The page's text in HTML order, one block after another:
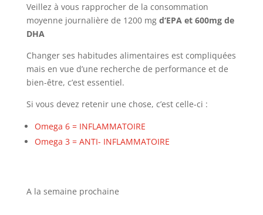
Veillez à vous rapprocher de la consommation
moyenne journalière de 1200 mg d‘EPA et 600mg de
DHA
Changer ses habitudes alimentaires est compliquées
mais en vue d’une recherche de performance et de
bien-être, c’est essentiel.
Si vous devez retenir une chose, c’est celle-ci :
Omega 6 = INFLAMMATOIRE
Omega 3 = ANTI- INFLAMMATOIRE
A la semaine prochaine